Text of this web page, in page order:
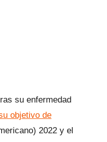
su enfermedad
objetivo de
2022 y el